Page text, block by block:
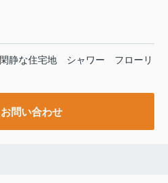
閑静な住宅地 シャワー
フローリ
お問い合わせ